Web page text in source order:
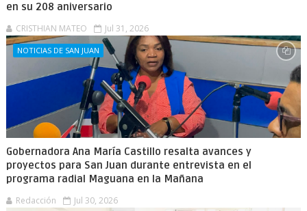
en su 208 aniversario
CRISTHIAN MATEO Jul 31, 2026
NOTICIAS DE SAN JUAN
Gobernadora Ana María Castillo resalta avances y
proyectos para San Juan durante entrevista en el
programa radial Maguana en la Mañana
Redacción Jul 30, 2026